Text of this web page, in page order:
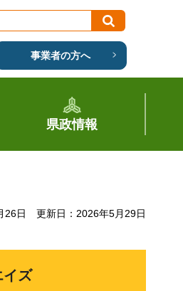
事業者の方へ
県政情報
26日 更新日：2026年5月29日
イズ